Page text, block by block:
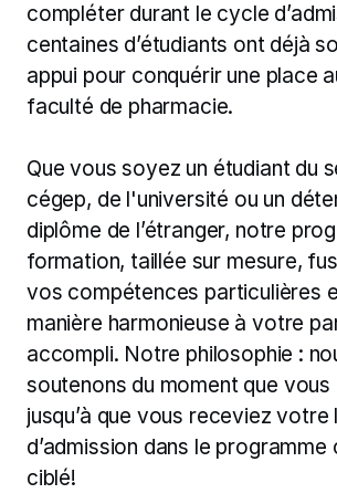
compléter durant le cycle
centaines d’étudiants ont déjà
appui pour conquérir une place
faculté de pharmacie.
Que vous soyez un étudiant du
cégep, de l'université ou un
diplôme de l’étranger, notre
formation, taillée sur mesure,
vos compétences particulières
manière harmonieuse à votre
accompli. Notre philosophie :
soutenons du moment que
jusqu’à que vous receviez votre
d’admission dans le
ciblé!